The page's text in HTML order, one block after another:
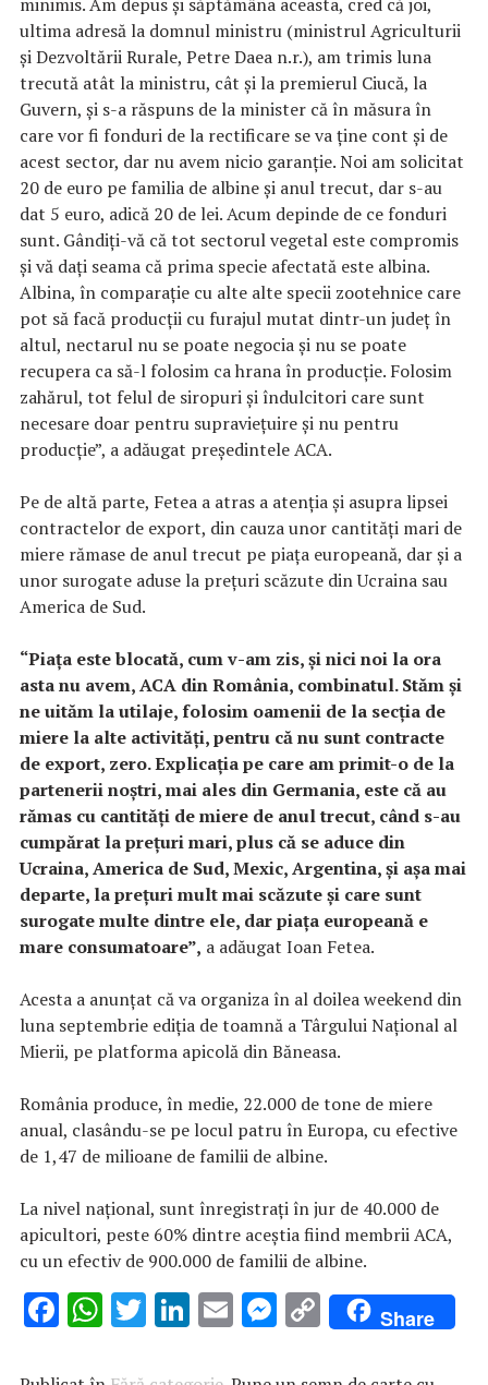
ultima adresă la domnul ministru (ministrul Agriculturii
şi Dezvoltării Rurale, Petre Daea n.r.), am trimis luna
trecută atât la ministru, cât şi la premierul Ciucă, la
Guvern, şi s-a răspuns de la minister că în măsura în
care vor fi fonduri de la rectificare se va ţine cont şi de
acest sector, dar nu avem nicio garanţie. Noi am solicitat
20 de euro pe familia de albine şi anul trecut, dar s-au
dat 5 euro, adică 20 de lei. Acum depinde de ce fonduri
sunt. Gândiţi-vă că tot sectorul vegetal este compromis
şi vă daţi seama că prima specie afectată este albina.
Albina, în comparaţie cu alte alte specii zootehnice care
pot să facă producţii cu furajul mutat dintr-un judeţ în
altul, nectarul nu se poate negocia şi nu se poate
recupera ca să-l folosim ca hrana în producţie. Folosim
zahărul, tot felul de siropuri şi îndulcitori care sunt
necesare doar pentru supravieţuire şi nu pentru
producţie”, a adăugat preşedintele ACA.
Pe de altă parte, Fetea a atras a atenţia şi asupra lipsei
contractelor de export, din cauza unor cantităţi mari de
miere rămase de anul trecut pe piaţa europeană, dar şi a
unor surogate aduse la preţuri scăzute din Ucraina sau
America de Sud.
“Piaţa este blocată, cum v-am zis, şi nici noi la ora
asta nu avem, ACA din România, combinatul. Stăm şi
ne uităm la utilaje, folosim oamenii de la secţia de
miere la alte activităţi, pentru că nu sunt contracte
de export, zero. Explicaţia pe care am primit-o de la
partenerii noştri, mai ales din Germania, este că au
rămas cu cantităţi de miere de anul trecut, când s-au
cumpărat la preţuri mari, plus că se aduce din
Ucraina, America de Sud, Mexic, Argentina, şi aşa mai
departe, la preţuri mult mai scăzute şi care sunt
surogate multe dintre ele, dar piaţa europeană e
mare consumatoare”, a adăugat Ioan Fetea.
Acesta a anunţat că va organiza în al doilea weekend din
luna septembrie ediţia de toamnă a Târgului Naţional al
Mierii, pe platforma apicolă din Băneasa.
România produce, în medie, 22.000 de tone de miere
anual, clasându-se pe locul patru în Europa, cu efective
de 1,47 de milioane de familii de albine.
La nivel naţional, sunt înregistraţi în jur de 40.000 de
apicultori, peste 60% dintre aceştia fiind membrii ACA,
cu un efectiv de 900.000 de familii de albine.
F W T Li E M C
o
Share